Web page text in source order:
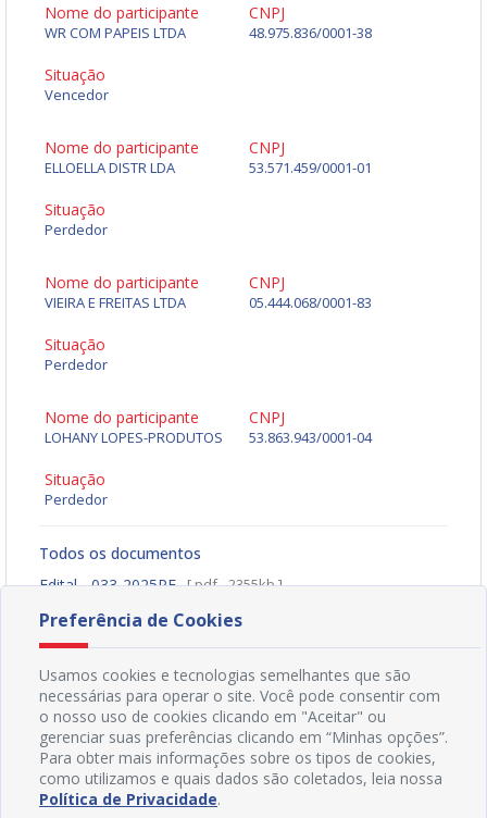
Nome do participante
WR COM PAPEIS LTDA
CNPJ
48.975.836/0001-38
Situação
Vencedor
Nome do participante
ELLOELLA DISTR LDA
CNPJ
53.571.459/0001-01
Situação
Perdedor
Nome do participante
VIEIRA E FREITAS LTDA
CNPJ
05.444.068/0001-83
Situação
Perdedor
Nome do participante
LOHANY LOPES-PRODUTOS
CNPJ
53.863.943/0001-04
Situação
Perdedor
Todos os documentos
Edital - 033-2025PE [ pdf - 2355kb ]
Baixar Arquivo
Preferência de Cookies
Usamos cookies e tecnologias semelhantes que são
necessárias para operar o site. Você pode consentir com
o nosso uso de cookies clicando em "Aceitar" ou
gerenciar suas preferências clicando em “Minhas opções”.
Para obter mais informações sobre os tipos de cookies,
como utilizamos e quais dados são coletados, leia nossa
Política de Privacidade.